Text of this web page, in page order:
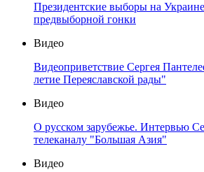
Президентские выборы на
предвыборной гонки
Видео
Видеоприветствие Сергея
летие Переяславской рады"
Видео
О русском зарубежье. Интервью
телеканалу "Большая Азия"
Видео